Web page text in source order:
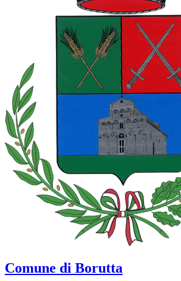
Comune di Borutta